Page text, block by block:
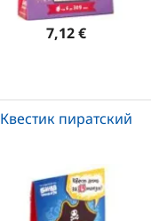
7,12 €
Квестик пиратский